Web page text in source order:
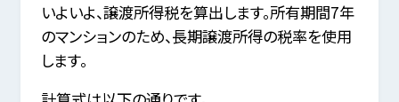
いよいよ、譲渡所得税を算出します。所有期間7年
のマンションのため、長期譲渡所得の税率を使用
します。